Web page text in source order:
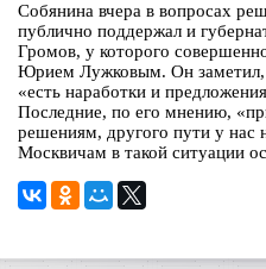
Собянина вчера в вопросах
публично поддержал и
Громов, у которого
Юрием Лужковым. Он заметил,
«есть наработки и
Последние, по его мнению,
решениям, другого пути у нас
Москвичам в такой ситуации